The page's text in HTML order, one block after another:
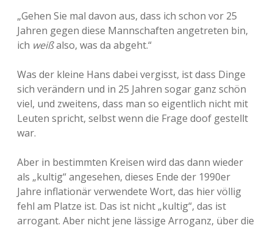
„Gehen Sie mal davon aus, dass ich schon vor 25
Jahren gegen diese Mannschaften angetreten bin,
ich weißalso, was da abgeht.“
Was der kleine Hans dabei vergisst, ist dass Dinge
sich verändern und in 25 Jahren sogar ganz schön
viel, und zweitens, dass man so eigentlich nicht mit
Leuten spricht, selbst wenn die Frage doof gestellt
war.
Aber in bestimmten Kreisen wird das dann wieder
als „kultig“ angesehen, dieses Ende der 1990er
Jahre inflationär verwendete Wort, das hier völlig
fehl am Platze ist. Das ist nicht „kultig“, das ist
arrogant. Aber nicht jene lässige Arroganz, über die